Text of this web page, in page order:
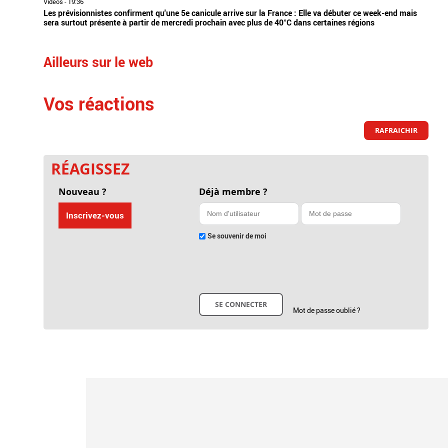
Les prévisionnistes confirment qu'une 5e canicule arrive sur la France : Elle va débuter ce week-end mais
sera surtout présente à partir de mercredi prochain avec plus de 40°C dans certaines régions
Ailleurs sur le web
Vos réactions
RAFRAICHIR
RÉAGISSEZ
Nouveau ?
Inscrivez-vous
Déjà membre ?
Se souvenir de moi
Mot de passe oublié ?